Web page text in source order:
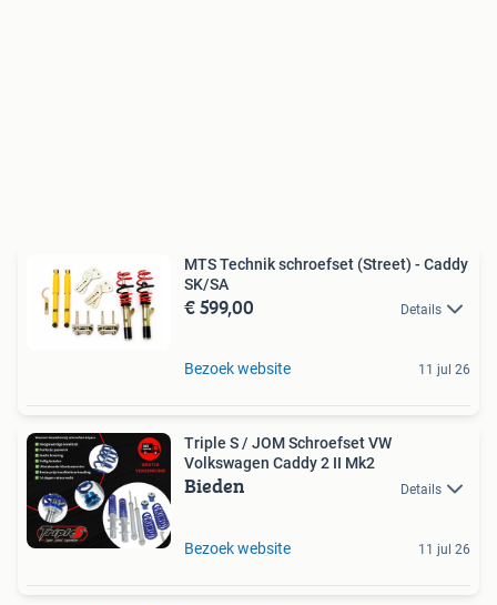
MTS Technik schroefset (Street) - Caddy
SK/SA
€ 599,00 Details
Bezoek website 11 jul 26
Triple S / JOM Schroefset VW
Volkswagen Caddy 2 II Mk2
Bieden Details
Bezoek website 11 jul 26